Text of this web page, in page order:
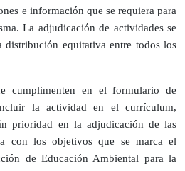
e información que se requiera para
La adjudicación de actividades se
distribución equitativa entre todos los
cumplimenten en el formulario de
la actividad en el currículum,
prioridad en la adjudicación de las
con los objetivos que se marca el
de Educación Ambiental para la